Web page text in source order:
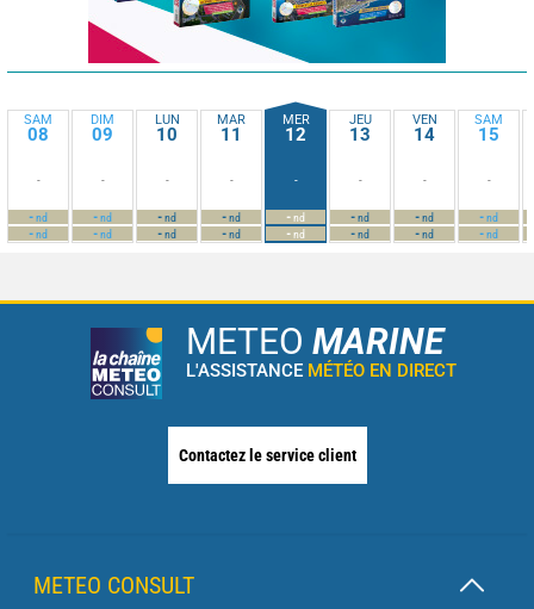
SAM
08
-
-nd
-nd
DIM
09
-
-nd
-nd
LUN
10
-
-nd
-nd
MAR
11
-
-nd
-nd
MER
12
-
-nd
-nd
JEU
13
-
-nd
-nd
VEN
14
-
-nd
-nd
SAM
15
-
-nd
-nd
METEO MARINE
L'ASSISTANCE MÉTÉO EN DIRECT
Contactez le service client
METEO CONSULT